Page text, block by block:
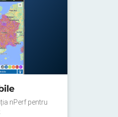
nPerf pentru